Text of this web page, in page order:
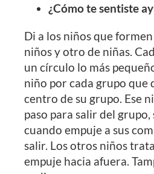
¿Cómo te sentiste
Di a los niños que
niños y otro de niñas.
un círculo lo más
niño por cada grupo que
centro de su grupo. Ese
paso para salir del
cuando empuje a sus
salir. Los otros niños
empuje hacia afuera.